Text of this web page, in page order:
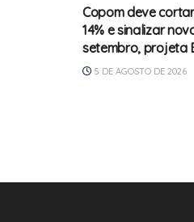
Copom deve
14% e sinalizar
setembro, projeta
5 DE AGOSTO DE 2026